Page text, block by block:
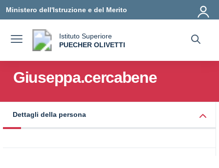
Ministero dell'Istruzione e del Merito
Istituto Superiore
PUECHER OLIVETTI
Giuseppa.cercabene
Dettagli della persona